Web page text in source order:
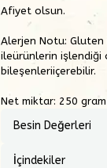
Afiyet olsun.
Alerjen Notu: Gluten
ileürünlerin işlendiği
bileşenleriiçerebilir.
Net miktar: 250 gram
Besin Değerleri
İçindekiler